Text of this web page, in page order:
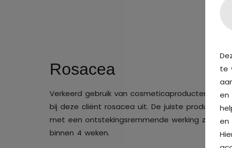
Rosacea
Verkeerd gebruik van cosmeticaproducten en
bij deze cliënt rosacea uit. De juiste producten
met een ontstekingsremmende werking zorgde
binnen 4 weken.
te
en
en